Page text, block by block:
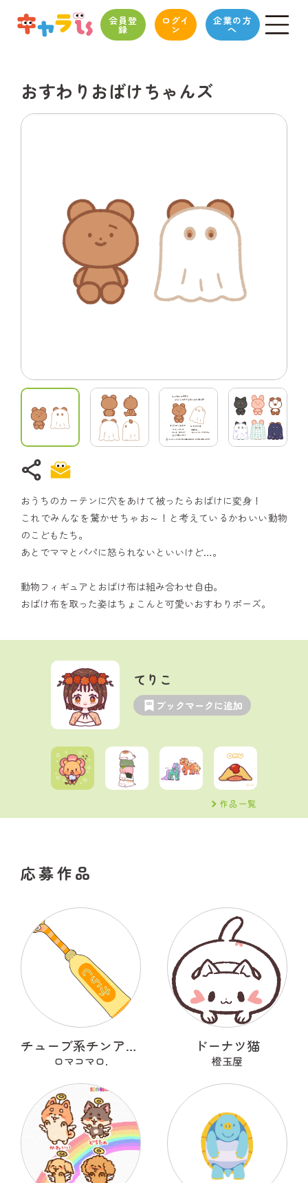
会員登
録
ログイ
ン
企業の方
へ
おすわりおばけちゃんズ
share
おうちのカーテンに穴をあけて被ったらおばけに変身！
これでみんなを驚かせちゃお～！と考えているかわいい動物
のこどもたち。
あとでママとパパに怒られないといいけど…。
動物フィギュアとおばけ布は組み合わせ自由。
おばけ布を取った姿はちょこんと可愛いおすわりポーズ。
てりこ
ブックマークに追加
作品一覧
応募作品
チューブ系チンアナゴ
ロマコマロ.
ドーナツ猫
橙玉屋